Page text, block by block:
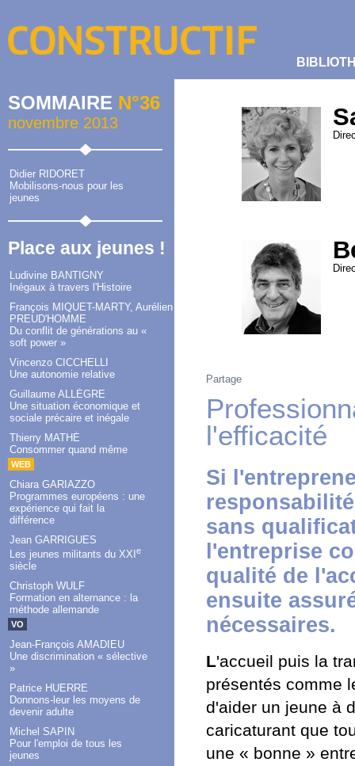
SOMMAIRE N°36
novembre 2013
Didier RIDORET
Mobilisons-nous pour les
jeunes
Place aux jeunes !
Ludivine BANTIGNY
Inégaux à travers l'Histoire
François MIQUET-MARTY, Aurélien
PREUD'HOMME
Du conflit de générations au «
soft power »
Vincenzo CICCHELLI
Une autonomie relative
Guillaume ALLÈGRE
Une situation économique et
sociale précaire et inégale
Thierry MATHÉ
Consommer quand même
WEB
Chiara GARIAZZO
Programmes européens : une
expérience qui fait la
différence
Jean GARRIGUES
Les jeunes militants du XXI e
siècle
Christoph WULF
Formation en alternance : la
méthode allemande
VO
Jean-François AMADIEU
Une discrimination « sélective
»
Patrice HUERRE
Donnons-leur les moyens de
devenir adulte
Michel SAPIN
Pour l'emploi de tous les
jeunes
Partage
l'efficacité
Si
sans
l'entreprise
qualité de
ensuite
nécessaires.
L'accueil puis la
présentés comme
d'aider un jeune à
caricaturant que
une « bonne »